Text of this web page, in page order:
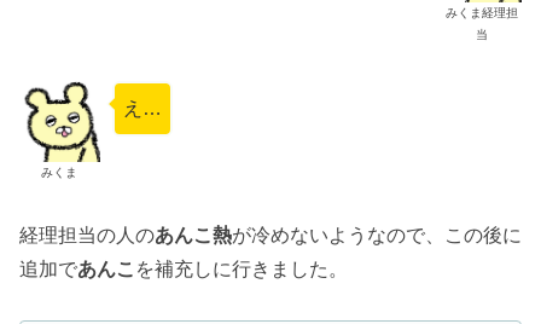
みくま経理担
当
みくま
え…
経理担当の人のあんこ熱が冷めないようなので、この後に
追加であんこ を補充しに行きました。